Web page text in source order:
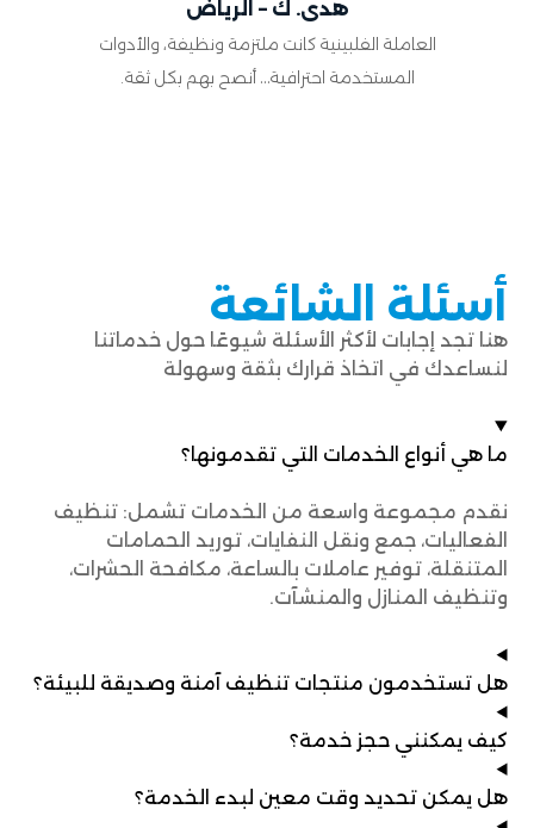
هدى. ك – الرياض
العاملة الفلبينية كانت ملتزمة ونظيفة، والأدوات
المستخدمة احترافية… أنصح بهم بكل ثقة.
أسئلة الشائعة
هنا تجد إجابات لأكثر الأسئلة شيوعًا حول خدماتنا
لنساعدك في اتخاذ قرارك بثقة وسهولة
ما هي أنواع الخدمات التي تقدمونها؟
نقدم مجموعة واسعة من الخدمات تشمل: تنظيف
الفعاليات، جمع ونقل النفايات، توريد الحمامات
المتنقلة، توفير عاملات بالساعة، مكافحة الحشرات،
وتنظيف المنازل والمنشآت.
هل تستخدمون منتجات تنظيف آمنة وصديقة للبيئة؟
كيف يمكنني حجز خدمة؟
هل يمكن تحديد وقت معين لبدء الخدمة؟